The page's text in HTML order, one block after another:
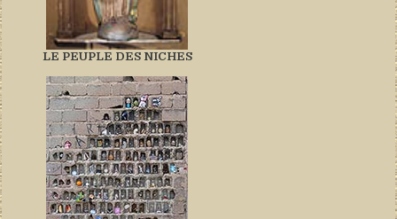
LE PEUPLE DES NICHES